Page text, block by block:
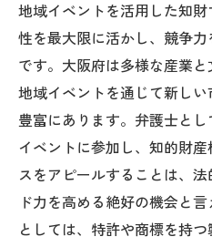
地域イベントを活用した知
性を最大限に活かし、競争
です。大阪府は多様な産業と
地域イベントを通じて新し
豊富にあります。弁護士と
イベントに参加し、知的財
スをアピールすることは、
ド力を高める絶好の機会と
としては、特許や商標を持